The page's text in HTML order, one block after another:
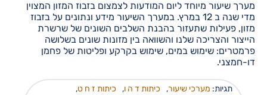
מערך שיעור מיוחד ליום המודעות לצמצום בזבוז המזון המצוין
מדי שנה ב 12 במרץ. במערך השיעור מידע ונתונים על בזבוז
מזון, פעילות שתעזור בהבנת השלבים השונים של שרשרת
הייצור והצריכה שלנו והשוואה בין מזונות שונים בשלושה
פרמטרים: שימוש במים, שימוש בקרקע ופליטות של פחמן
דו-חמצני.
תגיות: מערכי שיעור, כיתות ד ה ו, כיתות ז ח ט,